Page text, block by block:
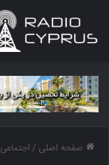
صفحه اصلی /اجتماعی